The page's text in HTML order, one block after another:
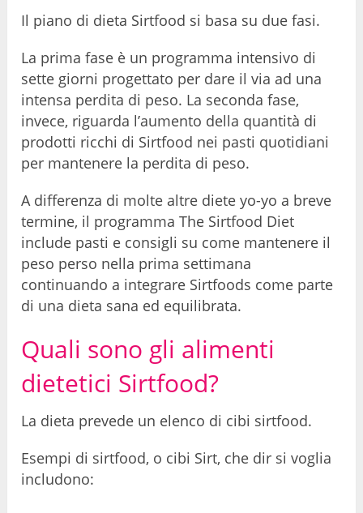
Il piano di dieta Sirtfood si basa su due fasi.
La prima fase è un programma intensivo di
sette giorni progettato per dare il via ad una
intensa perdita di peso. La seconda fase,
invece, riguarda l’aumento della quantità di
prodotti ricchi di Sirtfood nei pasti quotidiani
per mantenere la perdita di peso.
A differenza di molte altre diete yo-yo a breve
termine, il programma The Sirtfood Diet
include pasti e consigli su come mantenere il
peso perso nella prima settimana
continuando a integrare Sirtfoods come parte
di una dieta sana ed equilibrata.
Quali sono gli alimenti
dietetici Sirtfood?
La dieta prevede un elenco di cibi sirtfood.
Esempi di sirtfood, o cibi Sirt, che dir si voglia
includono: